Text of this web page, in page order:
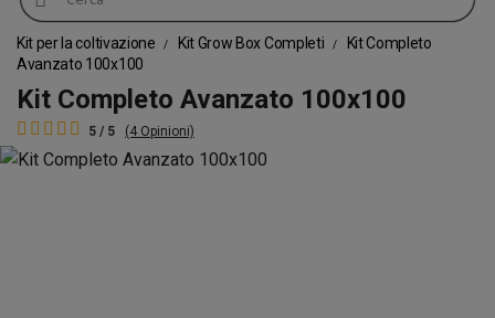
Kit per la coltivazione Kit Grow Box Completi
Kit Completo
Avanzato 100x100
Kit Completo Avanzato 100x100
5 / 5 (4 Opinioni)